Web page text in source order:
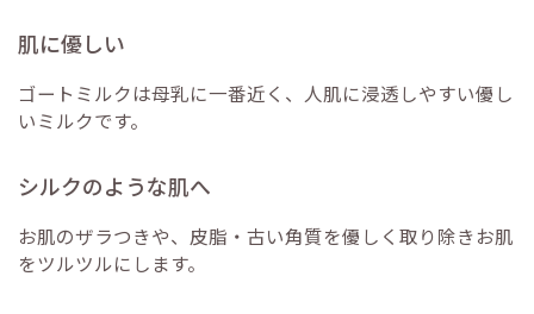
肌に優しい
ゴートミルクは母乳に一番近く、人肌に浸透しやすい優し
いミルクです。
シルクのような肌へ
お肌のザラつきや、皮脂・古い角質を優しく取り除きお肌
をツルツルにします。